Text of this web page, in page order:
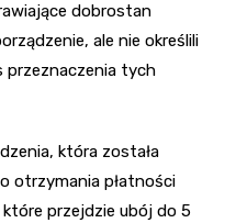
dobrostan
ale nie określili
przeznaczenia tych
która została
otrzymania płatności
przejdzie ubój do 5